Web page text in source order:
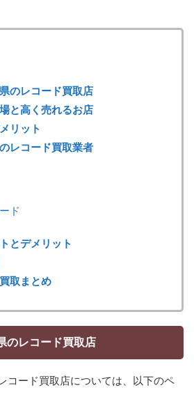
のレコード買取店
と高く売れるお店
リット
レコード買取業者
ド
とデメリット
取まとめ
のレコード買取店
コード買取店については、以下のペ